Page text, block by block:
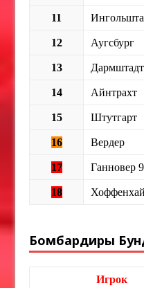
11
12 Аугсбург
13 Дармштадт
14 Айнтрахт
15 Штутгарт
16 Вердер
17 Ганновер
18
Бомбардиры
Игрок